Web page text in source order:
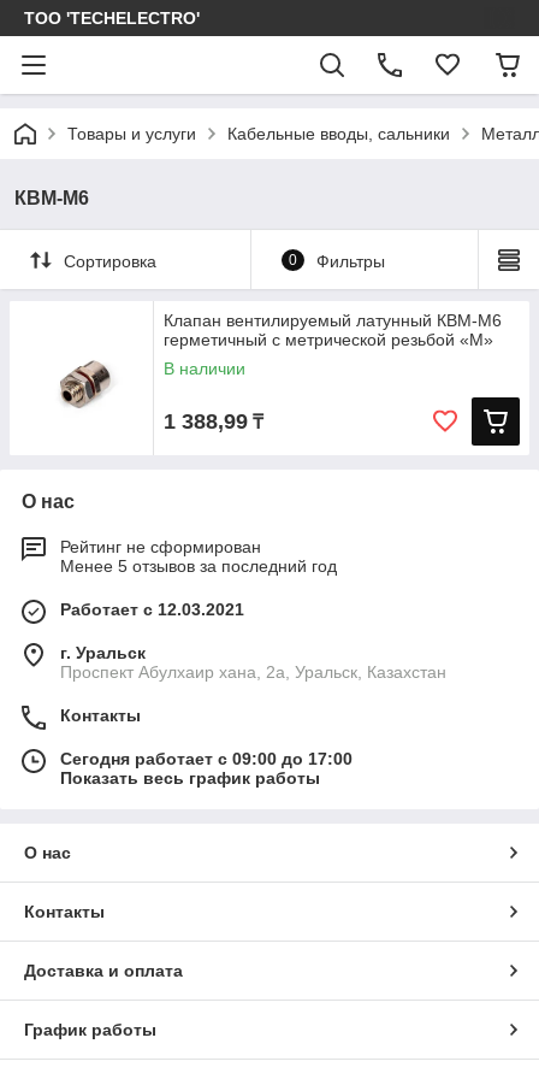
ТОО 'TECHELECTRO'
Товары и услуги Кабельные вводы, сальники
КВМ-М6
Сортировка 0 Фильтры
Клапан вентилируемый латунный КВМ-М6
герметичный с метрической резьбой «M»
В наличии
1 388,99 ₸
О нас
Рейтинг не сформирован
Менее 5 отзывов за последний год
Работает с 12.03.2021
г. Уральск
Проспект Абулхаир хана, 2а, Уральск, Казахстан
Контакты
Сегодня работает с 09:00 до 17:00
Показать весь график работы
О нас
Контакты
Доставка и оплата
График работы